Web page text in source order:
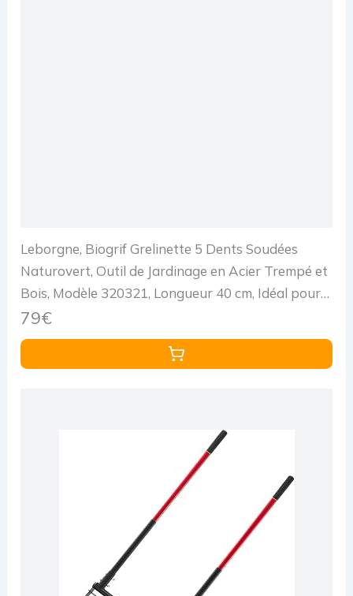
Leborgne, Biogrif Grelinette 5 Dents Soudées
Naturovert, Outil de Jardinage en Acier Trempé et
Bois, Modèle 320321, Longueur 40 cm, Idéal pour
le Travail du Sol et le Jardinage Écologique
79€